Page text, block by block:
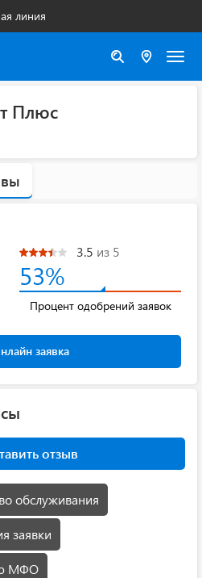
линия
Плюс
3.5 из 5
53%
Процент одобрений заявок
заявка
отзыв
обслуживания
заявки
МФО